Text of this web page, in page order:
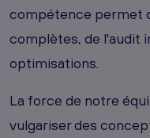
compétence permet
complètes, de l'audit
optimisations.
La force de notre
vulgariser des